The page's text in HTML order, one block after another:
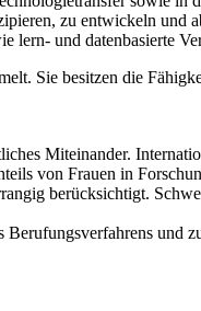
zu entwickeln
lern- und datenbasierte
Sie besitzen die
Miteinander.
von Frauen in
berücksichtigt.
und